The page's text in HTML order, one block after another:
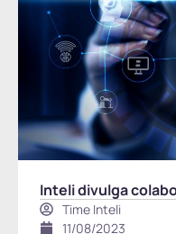
Inteli divulga
Time Inteli
11/08/2023